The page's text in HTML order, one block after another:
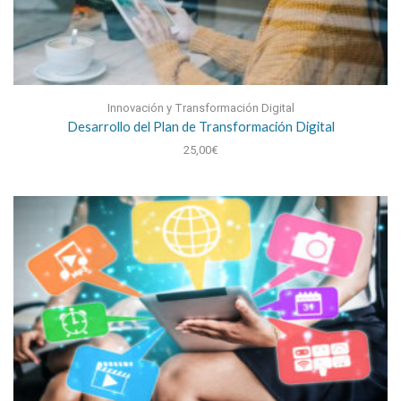
Innovación y Transformación Digital
Desarrollo del Plan de Transformación Digital
25,00€